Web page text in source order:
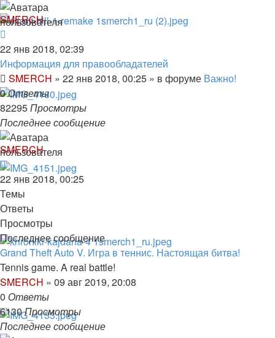
SMERCH
22 янв 2018, 02:39
Информация для правообладателей
SMERCH » 22 янв 2018, 00:25 » в форуме Важно!
0Ответы
82295Просмотры
Последнее сообщение
SMERCH
22 янв 2018, 00:25
Темы
Ответы
Просмотры
Последнее сообщение
Grand Theft Auto V. Игра в теннис. Настоящая битва!
Tennis game. A real battle!
SMERCH » 09 авг 2019, 20:08
0 Ответы
6130Просмотры
Последнее сообщение